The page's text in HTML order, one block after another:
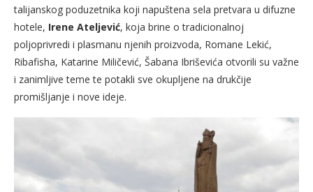
talijanskog poduzetnika koji napuštena sela pretvara u difuzne
hotele, Irene Ateljević, koja brine o tradicionalnoj
poljoprivredi i plasmanu njenih proizvoda, Romane Lekić,
Ribafisha, Katarine Miličević, Šabana Ibriševića otvorili su važne
i zanimljive teme te potakli sve okupljene na drukčije
promišljanje i nove ideje.